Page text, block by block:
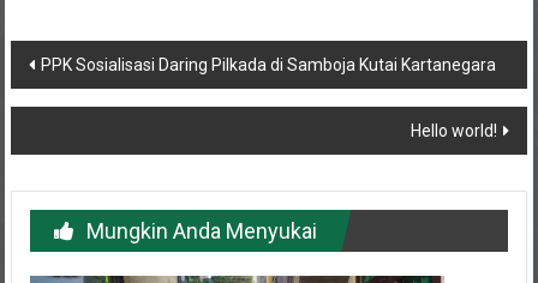
Navigasi
pos
PPK Sosialisasi Daring Pilkada di Samboja Kutai Kartanegara
Hello world!
Mungkin Anda Menyukai